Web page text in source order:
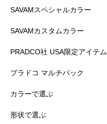
SAVAMスペシャルカラー
SAVAMカスタムカラー
PRADCO社 USA限定アイテム
プラドコ マルチパック
カラーで選ぶ
形状で選ぶ